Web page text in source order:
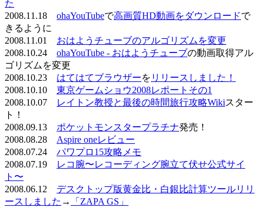
た
2008.11.18 ohaYouTubeで高画質HD動画をダウンロードで
きるように
2008.11.01 おはようチューブのアルゴリズムを変更
2008.10.24 ohaYouTube - おはようチューブの動画取得アル
ゴリズムを変更
2008.10.23 はてはてブラウザーを リリースしました！
2008.10.10 東京ゲームショウ2008レポートその1
2008.10.07
レイトン教授と最後の時間旅行攻略Wikiスター
ト！
2008.09.13 ポケットモンスタープラチナ発売！
2008.08.28 Aspire oneレビュー
2008.07.24 パワプロ15攻略メモ
2008.07.19
レコ腕〜レコーディング腕立て伏せ公式サイ
ト〜
2008.06.12 デスクトップ版黄金比・白銀比計算ツールリリ
ースしました →
「ZAPA GS」